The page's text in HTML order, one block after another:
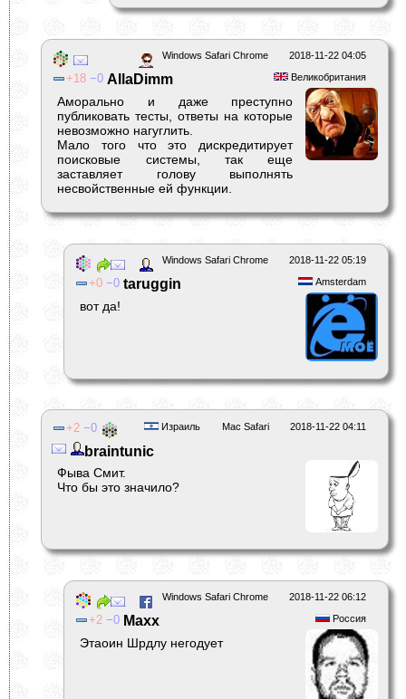
2018-11-22 04:05
Windows Safari Chrome
Великобритания
18 0 AllaDimm
Аморально и даже преступно
публиковать тесты, ответы на которые
невозможно нагуглить.
Мало того что это дискредитирует
поисковые системы, так еще
заставляет голову выполнять
несвойственные ей функции.
2018-11-22 05:19
Windows Safari Chrome
Amsterdam
0 0 taruggin
вот да!
2018-11-22 04:11
Mac Safari
Израиль
2 0
braintunic
Фыва Смит.
Что бы это значило?
2018-11-22 06:12
Windows Safari Chrome
Россия
2 0 Maxx
Этаоин Шрдлу негодует